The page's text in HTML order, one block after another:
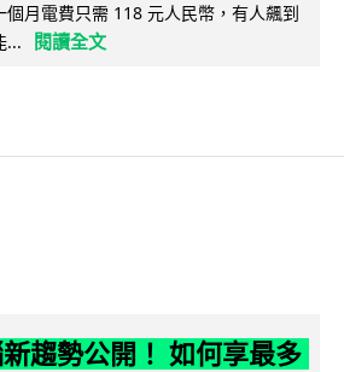
月電費只需 118 元人民幣，有人飆到
...
閱讀全文
趨勢公開！ 如何享最多